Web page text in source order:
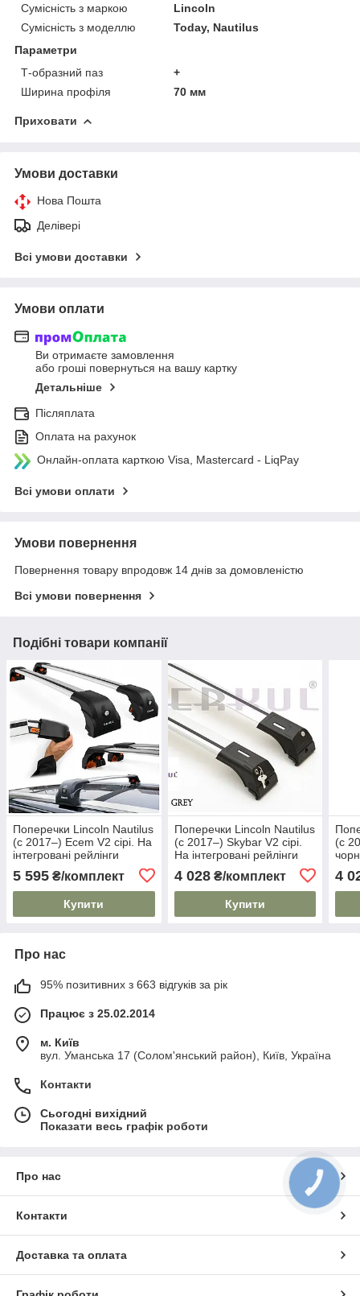
Сумісність з маркою
Lincoln
Сумісність з моделлю
Today, Nautilus
Параметри
Т-образний паз
+
Ширина профіля
70 мм
Приховати
Умови доставки
Нова Пошта
Делівері
Всі умови доставки
Умови оплати
Ви отримаєте замовлення
або гроші повернуться на вашу картку
Детальніше
Післяплата
Оплата на рахунок
Онлайн-оплата карткою Visa, Mastercard - LiqPay
Всі умови оплати
Умови повернення
Повернення товару впродовж 14 днів за домовленістю
Всі умови повернення
Подібні товари компанії
Поперечки Lincoln Nautilus
(c 2017–) Ecem V2 сірі. На
інтегровані рейлінги
5 595 ₴/комплект
Купити
Поперечки Lincoln Nautilus
(c 2017–) Skybar V2 сірі.
На інтегровані рейлінги
4 028₴/комплект
Купити
(c
4
Про нас
95% позитивних з 663 відгуків за рік
Працює з 25.02.2014
м. Київ
вул. Уманська 17 (Солом'янський район), Київ, Україна
Контакти
Сьогодні вихідний
Показати весь графік роботи
Про нас
Контакти
Доставка та оплата
КНОПКА
ЗВ'ЯЗКУ